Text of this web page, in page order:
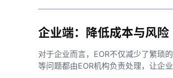
企业端：降低成本与风险
对于企业而言，EOR不仅减少了繁琐
等问题都由EOR机构负责处理，让企